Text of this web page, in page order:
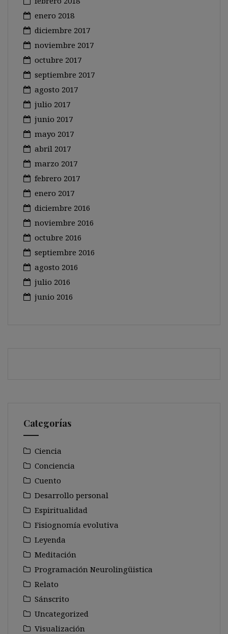
enero 2018
diciembre 2017
noviembre 2017
octubre 2017
septiembre 2017
agosto 2017
julio 2017
junio 2017
mayo 2017
abril 2017
marzo 2017
febrero 2017
enero 2017
diciembre 2016
noviembre 2016
octubre 2016
septiembre 2016
agosto 2016
julio 2016
junio 2016
Categorías
Ciencia
Conciencia
Cuento
Desarrollo personal
Espiritualidad
Fisiognomía evolutiva
Leyenda
Meditación
Programación Neurolingüistica
Relato
Sánscrito
Uncategorized
Visualización